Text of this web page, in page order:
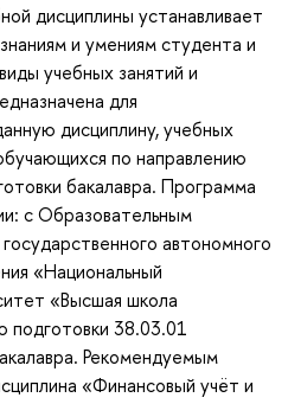
дисциплины устанавливает
и умениям студента и
учебных занятий и
для
дисциплину, учебных
по направлению
бакалавра. Программа
с Образовательным
автономного
«Национальный
«Высшая школа
подготовки 38.03.01
Рекомендуемым
«Финансовый учёт и